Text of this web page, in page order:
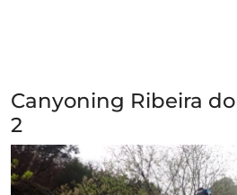
Canyoning Ribeira
2